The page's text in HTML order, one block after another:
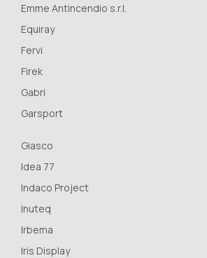
Emme Antincendio s.r.l.
Equiray
Fervi
Firek
Gabri
Garsport
Giasco
Idea 77
Indaco Project
Inuteq
Irbema
Iris Display